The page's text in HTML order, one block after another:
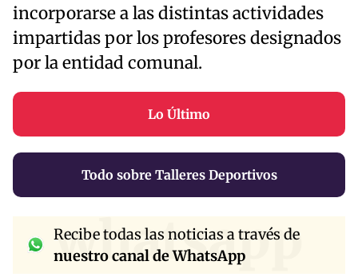
incorporarse a las distintas actividades
impartidas por los profesores designados
por la entidad comunal.
Lo Último
Todo sobre Talleres Deportivos
whatsapp
Recibe todas las noticias a través de
nuestro canal de WhatsApp